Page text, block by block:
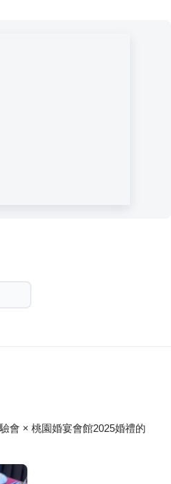
會 × 桃園婚宴會館2025婚禮的